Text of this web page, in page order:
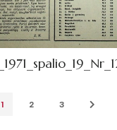
1 2 3